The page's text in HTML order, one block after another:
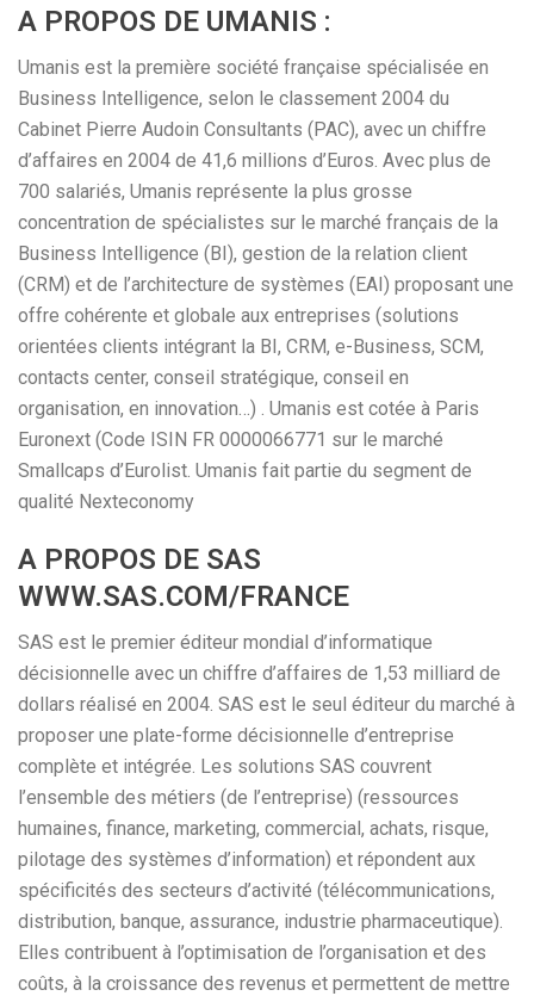
A PROPOS DE UMANIS :
Umanis est la première société française spécialisée en
Business Intelligence, selon le classement 2004 du
Cabinet Pierre Audoin Consultants (PAC), avec un chiffre
d’affaires en 2004 de 41,6 millions d’Euros. Avec plus de
700 salariés, Umanis représente la plus grosse
concentration de spécialistes sur le marché français de la
Business Intelligence (BI), gestion de la relation client
(CRM) et de l’architecture de systèmes (EAI) proposant une
offre cohérente et globale aux entreprises (solutions
orientées clients intégrant la BI, CRM, e-Business, SCM,
contacts center, conseil stratégique, conseil en
organisation, en innovation…) . Umanis est cotée à Paris
Euronext (Code ISIN FR 0000066771 sur le marché
Smallcaps d’Eurolist. Umanis fait partie du segment de
qualité Nexteconomy
A PROPOS DE SAS
WWW.SAS.COM/FRANCE
SAS est le premier éditeur mondial d’informatique
décisionnelle avec un chiffre d’affaires de 1,53 milliard de
dollars réalisé en 2004. SAS est le seul éditeur du marché à
proposer une plate-forme décisionnelle d’entreprise
complète et intégrée. Les solutions SAS couvrent
l’ensemble des métiers (de l’entreprise) (ressources
humaines, finance, marketing, commercial, achats, risque,
pilotage des systèmes d’information) et répondent aux
spécificités des secteurs d’activité (télécommunications,
distribution, banque, assurance, industrie pharmaceutique).
Elles contribuent à l’optimisation de l’organisation et des
coûts, à la croissance des revenus et permettent de mettre